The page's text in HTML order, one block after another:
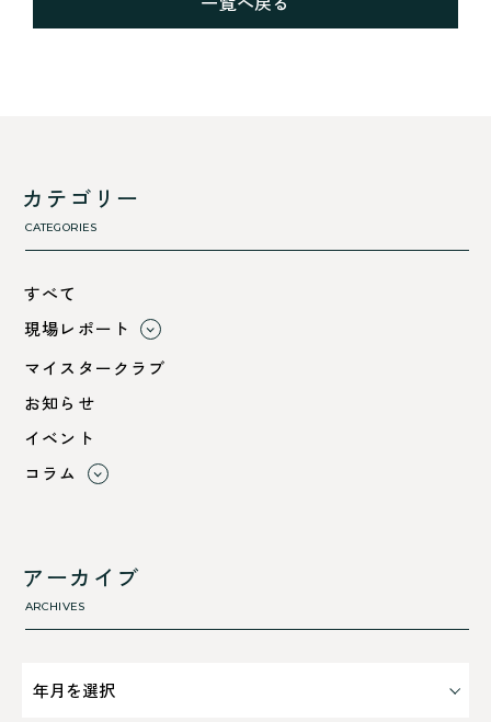
カテゴリー
CATEGORIES
すべて
現場レポート
すべて
小浜市
舞鶴市-中
舞鶴市-東
マイスタークラブ
お知らせ
イベント
コラム
断熱性のこと
アーカイブ
ARCHIVES